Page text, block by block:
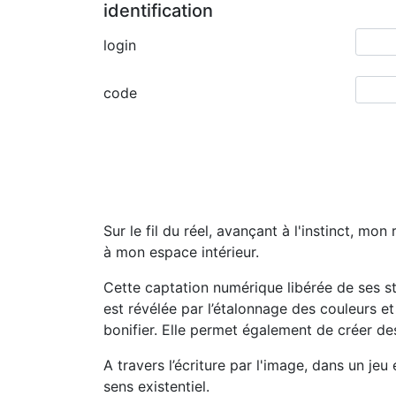
identification
login
code
Sur le fil du réel, avançant à l'instinct,
à mon espace intérieur.
Cette captation numérique libérée de ses
est révélée par l’étalonnage des couleurs
bonifier. Elle permet également de créer
A travers l’écriture par l'image, dans un
sens existentiel.